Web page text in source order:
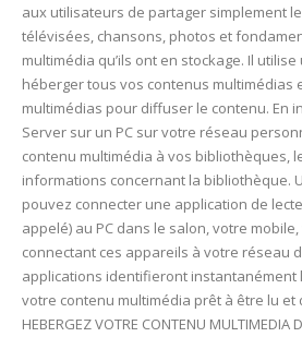
aux utilisateurs de partager simplement
télévisées, chansons, photos et
multimédia qu’ils ont en stockage. Il
héberger tous vos contenus multimédias
multimédias pour diffuser le contenu. En
Server sur un PC sur votre réseau
contenu multimédia à vos bibliothèques,
informations concernant la bibliothèque.
pouvez connecter une application de
appelé) au PC dans le salon, votre
connectant ces appareils à votre réseau
applications identifieront
votre contenu multimédia prêt à être lu et
HEBERGEZ VOTRE CONTENU MULTIMEDIA